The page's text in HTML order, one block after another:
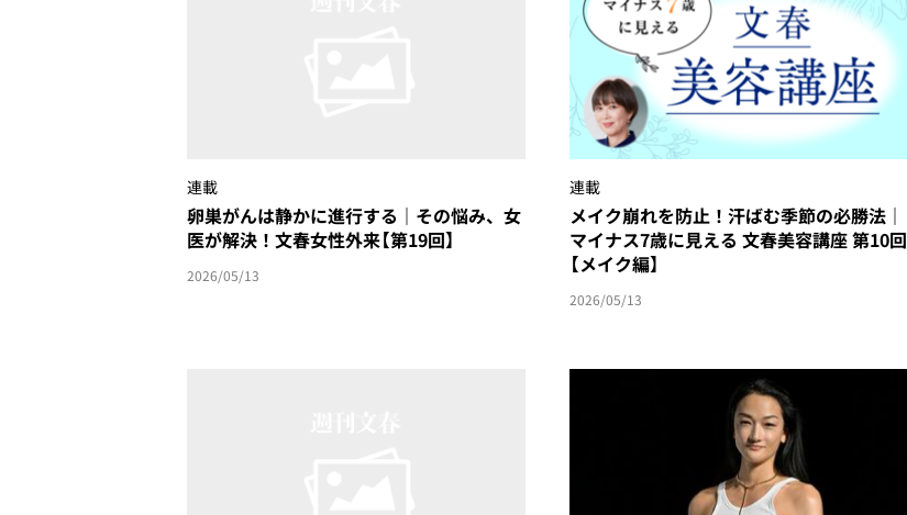
連載
卵巣がんは静かに進行する｜その悩み、女
医が解決！文春女性外来【第19回】
2026/05/13
連載
メイク崩れを防止！汗ばむ季節の必勝法｜
マイナス7歳に見える 文春美容講座 第10回
【メイク編】
2026/05/13